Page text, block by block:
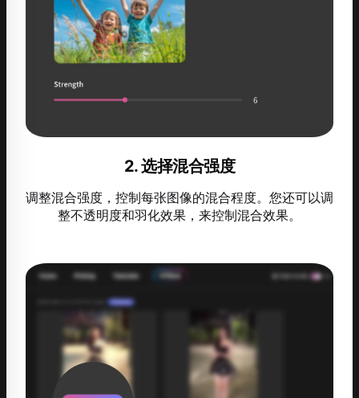
2. 选择混合强度
调整混合强度，控制每张图像的混合程度。您还可以调
整不透明度和羽化效果，来控制混合效果。